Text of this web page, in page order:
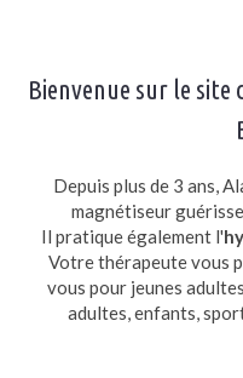
Bienvenue sur le
Depuis plus de 3 ans,
magnétiseur
Il pratique également l'
Votre thérapeute vous
vous pour jeunes
adultes, enfants,